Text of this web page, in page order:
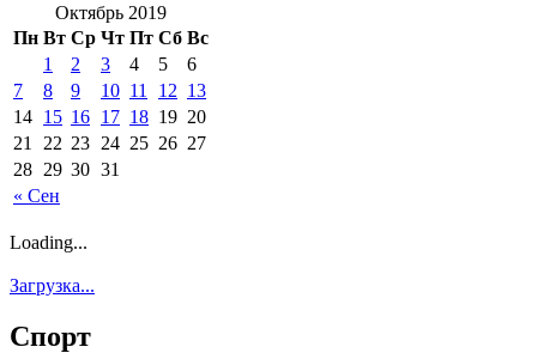
Октябрь 2019
Пн Вт Ср Чт Пт Сб Вс
« Сен
1 2 3 4 5
6
7
8 9 10 11 12 13
14 15 16 17 18 19 20
21
22 23 24 25 26 27
28 29 30 31
Loading...
Загрузка...
Спорт